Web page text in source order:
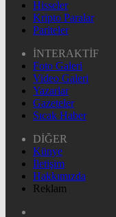
Hisseler
Kripto Paralar
Pariteler
İNTERAKTİF
Foto Galeri
Video Galeri
Yazarlar
Gazeteler
Sıcak Haber
DİĞER
Künye
İletişim
Hakkımızda
Reklam